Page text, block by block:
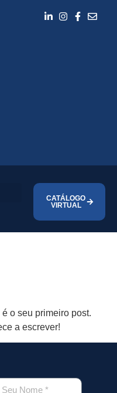
CATÁLOGO
VIRTUAL
o seu primeiro post.
a escrever!